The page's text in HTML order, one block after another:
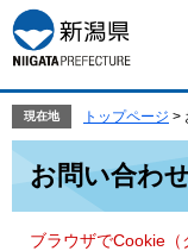
ー
ジ
の
頭
す。
ニ
ュ
ー
飛
て
現在地 トップページ >
お問い合わ
ブラウザでCookie